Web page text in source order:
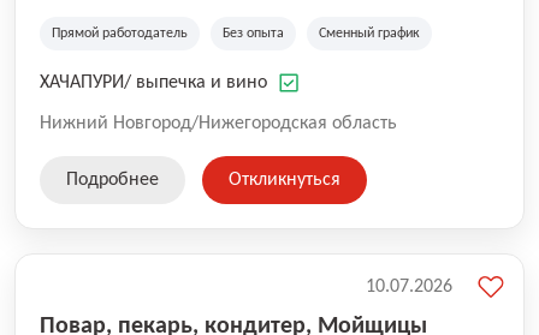
Прямой работодатель Без опыта Сменный график
ХАЧАПУРИ/ выпечка и вино
Нижний Новгород/Нижегородская область
Подробнее Откликнуться
Повар, пекарь, кондитер, Мойщицы
10.07.2026